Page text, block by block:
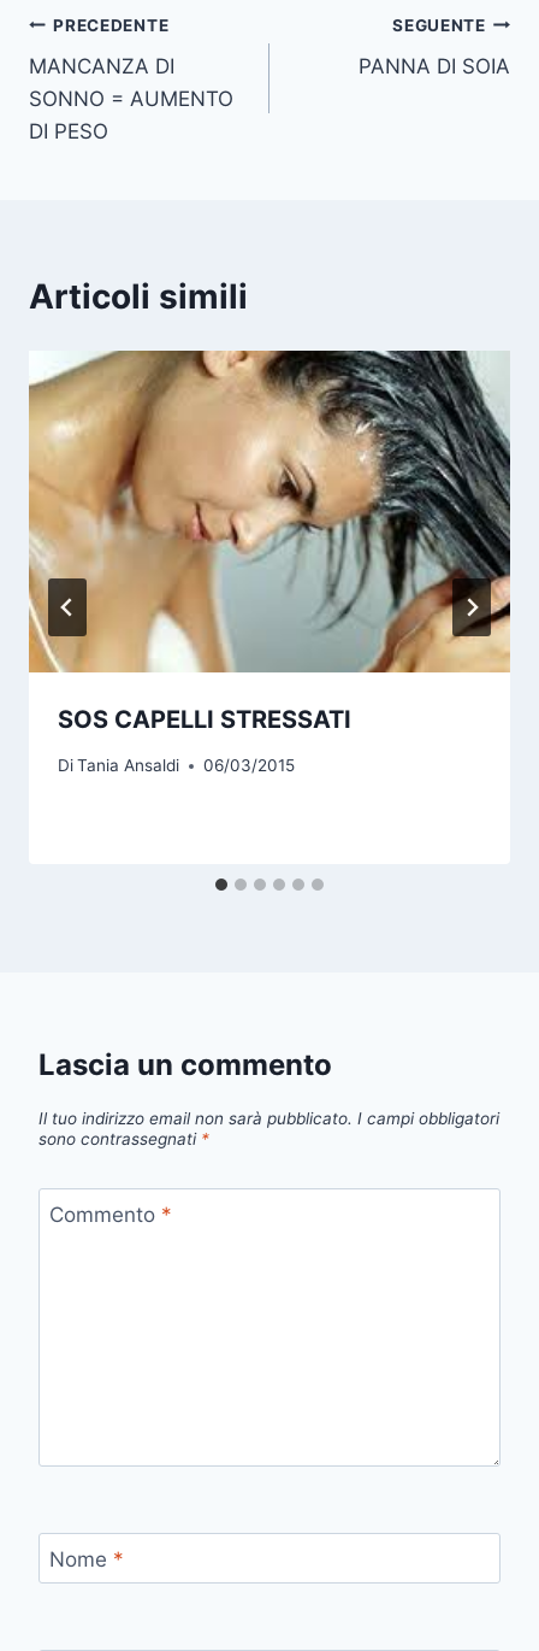
Navigazione
articoli
PRECEDENTE
MANCANZA DI
SONNO = AUMENTO
DI PESO
SEGUENTE
PANNA DI SOIA
Articoli simili
SOS CAPELLI STRESSATI
DiTania Ansaldi 06/03/2015
Lascia un commento
Il tuo indirizzo email non sarà pubblicato. I campi obbligatori
sono contrassegnati *
Commento *
Nome *